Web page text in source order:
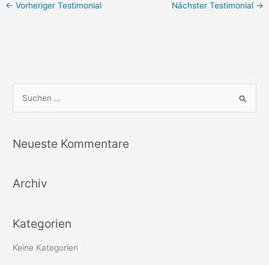
← Vorheriger Testimonial Nächster Testimonial →
h
n
c
h
Neueste Kommentare
Archiv
Kategorien
Keine Kategorien